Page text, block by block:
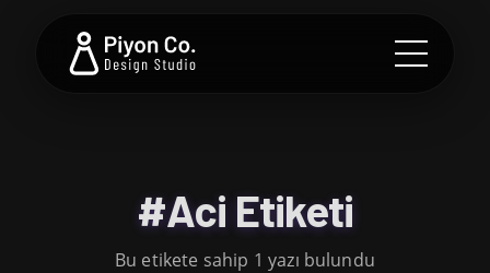
#Aci Etiketi
Bu etikete sahip 1 yazı bulundu